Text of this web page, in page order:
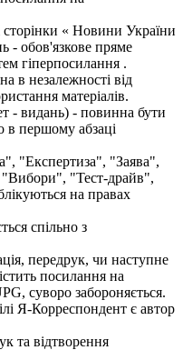
сторінки « Новини України
- обов'язкове пряме
гіперпосилання .
в незалежності від
матеріалів.
- видань) - повинна бути
в першому абзаці
"Експертиза", "Заява",
"Тест-драйв",
на правах
спільно з
передрук, чи наступне
посилання на
суворо забороняється.
Я-Корреспондент є автор
та відтворення